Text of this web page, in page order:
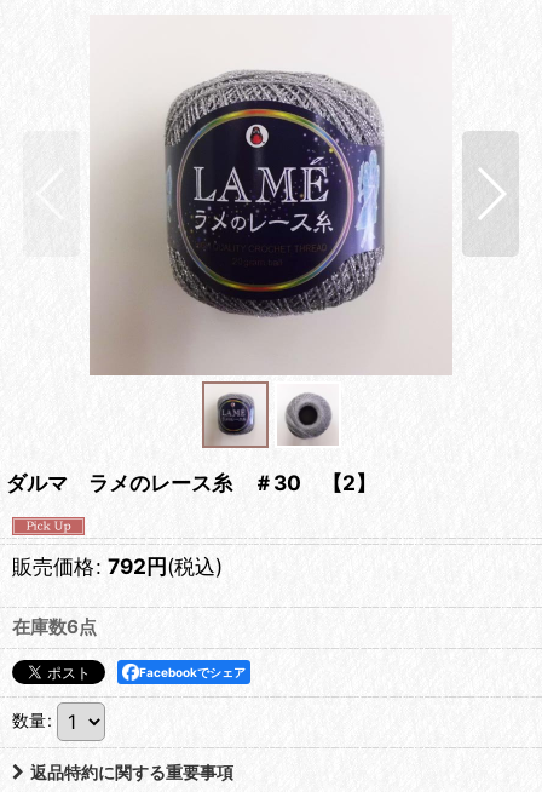
ダルマ ラメのレース糸 ＃30 【2】
販売価格: 792円(税込)
在庫数6点
Facebookでシェア
数量:
返品特約に関する重要事項